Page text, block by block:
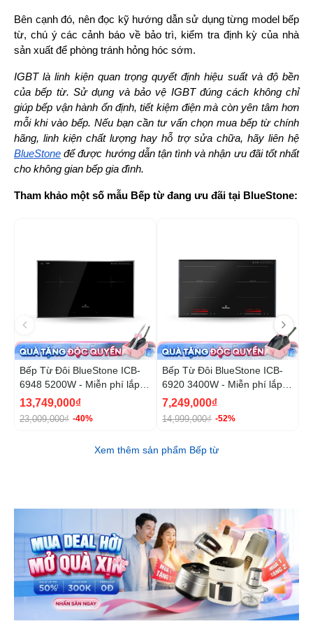
Bên cạnh đó, nên đọc kỹ hướng dẫn sử dụng từng model bếp
từ, chú ý các cảnh báo về bảo trì, kiểm tra định kỳ của nhà
sản xuất để phòng tránh hỏng hóc sớm.
IGBT là linh kiện quan trọng quyết định hiệu suất và độ bền
của bếp từ. Sử dụng và bảo vệ IGBT đúng cách không chỉ
giúp bếp vận hành ổn định, tiết kiệm điện mà còn yên tâm hơn
mỗi khi vào bếp. Nếu bạn cần tư vấn chọn mua bếp từ chính
BlueStone để được hướng dẫn tận tình và nhận ưu đãi tốt nhất
cho không gian bếp gia đình.
Tham khảo một số mẫu Bếp từ đang ưu đãi tại BlueStone:
Bếp Từ Đôi BlueStone ICB-
6948 5200W - Miễn phí lắp
đặt, cắt đá
13,749,000₫
23,009,000₫ -40%
Bếp Từ Đôi BlueStone ICB-
6920 3400W - Miễn phí lắp
đặt, cắt đá
7,249,000₫
14,999,000₫ -52%
Xem thêm sản phẩm Bếp từ